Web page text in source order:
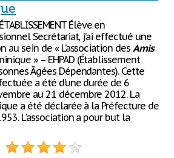
Élève en
Secrétariat, j’ai effectué une
sein de « L’association des Amis
» – EHPAD (Établissement
Âgées Dépendantes). Cette
a été d’une durée de 6
au 21 décembre 2012. La
a été déclarée à la Préfecture de
L'association a pour but la